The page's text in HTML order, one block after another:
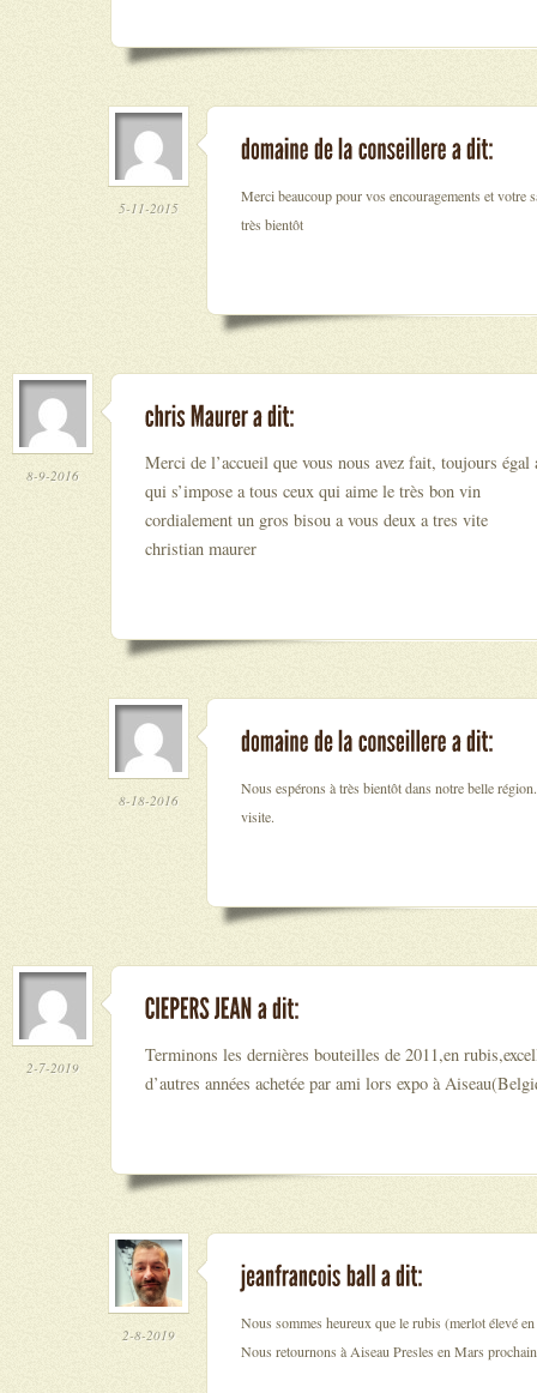
5-11-2015
Merci beaucoup pour vos encouragements et votre
très bientôt
8-9-2016
Merci de l’accueil que vous nous avez fait, toujours
qui s’impose a tous ceux qui aime le très bon vin
cordialement un gros bisou a vous deux a tres vite
christian maurer
8-18-2016
Nous espérons à très bientôt dans notre belle
visite.
2-7-2019
Terminons les dernières bouteilles de 2011,en
d’autres années achetée par ami lors expo à
2-8-2019
Nous sommes heureux que le rubis (merlot élevé
Nous retournons à Aiseau Presles en Mars